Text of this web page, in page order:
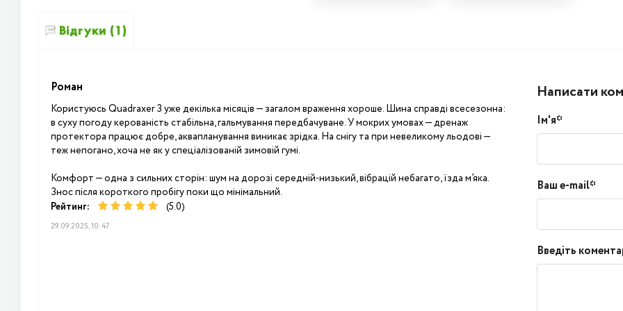
Відгуки (1)
Роман
Користуюсь Quadraxer 3 уже декілька місяців — загалом враження хороше. Шина справді всесезонна:
в суху погоду керованість стабільна, гальмування передбачуване. У мокрих умовах — дренаж
протектора працює добре, аквапланування виникає зрідка. На снігу та при невеликому льодові —
теж непогано, хоча не як у спеціалізованій зимовій гумі.
Комфорт — одна з сильних сторін: шум на дорозі середній-низький, вібрацій небагато, їзда м’яка.
Знос після короткого пробігу поки що мінімальний.
Рейтинг:
(5.0)
29.09.2025, 10:47
Написати
Ім'я*
Ваш e-mail*
Введіть